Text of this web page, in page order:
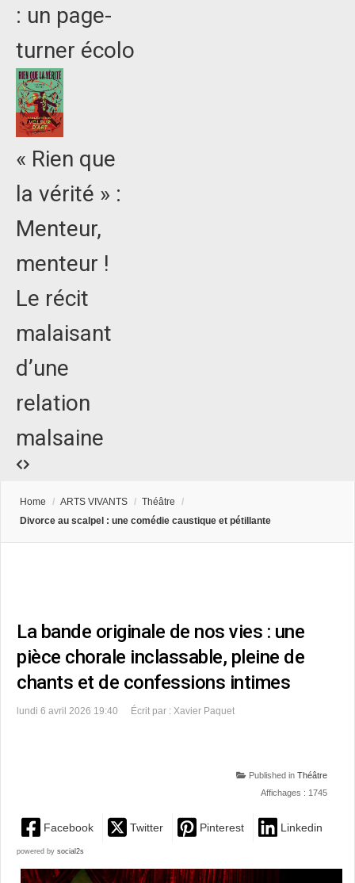
: un page-
turner écolo
« Rien que
la vérité » :
Menteur,
menteur !
Le récit
malaisant
d’une
relation
malsaine
Home / ARTS VIVANTS / Théâtre
/
Divorce au scalpel : une comédie caustique et pétillante
La bande originale de nos vies : une
pièce chorale inclassable, pleine de
chants et de confessions intimes
lundi 6 avril 2026 19:40 Écrit par : Xavier Paquet
Published in Théâtre
Affichages : 1745
Facebook Twitter Pinterest Linkedin
powered by social2s